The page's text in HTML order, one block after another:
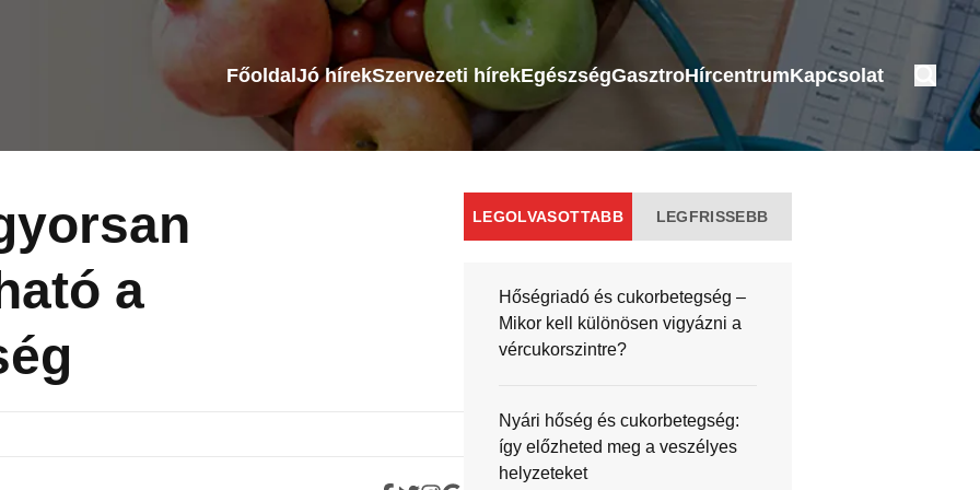
Főoldal Jó hírekSzervezeti hírekEgészségGasztroHírcentrumKapcsolat
a
LEGOLVASOTTABB LEGFRISSEBB
Hőségriadó és cukorbetegség –
Mikor kell különösen vigyázni a
vércukorszintre?
Nyári hőség és cukorbetegség:
így előzheted meg a veszélyes
helyzeteket